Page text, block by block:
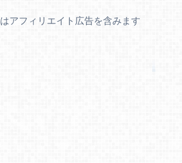
アフィリエイト広告を含みます